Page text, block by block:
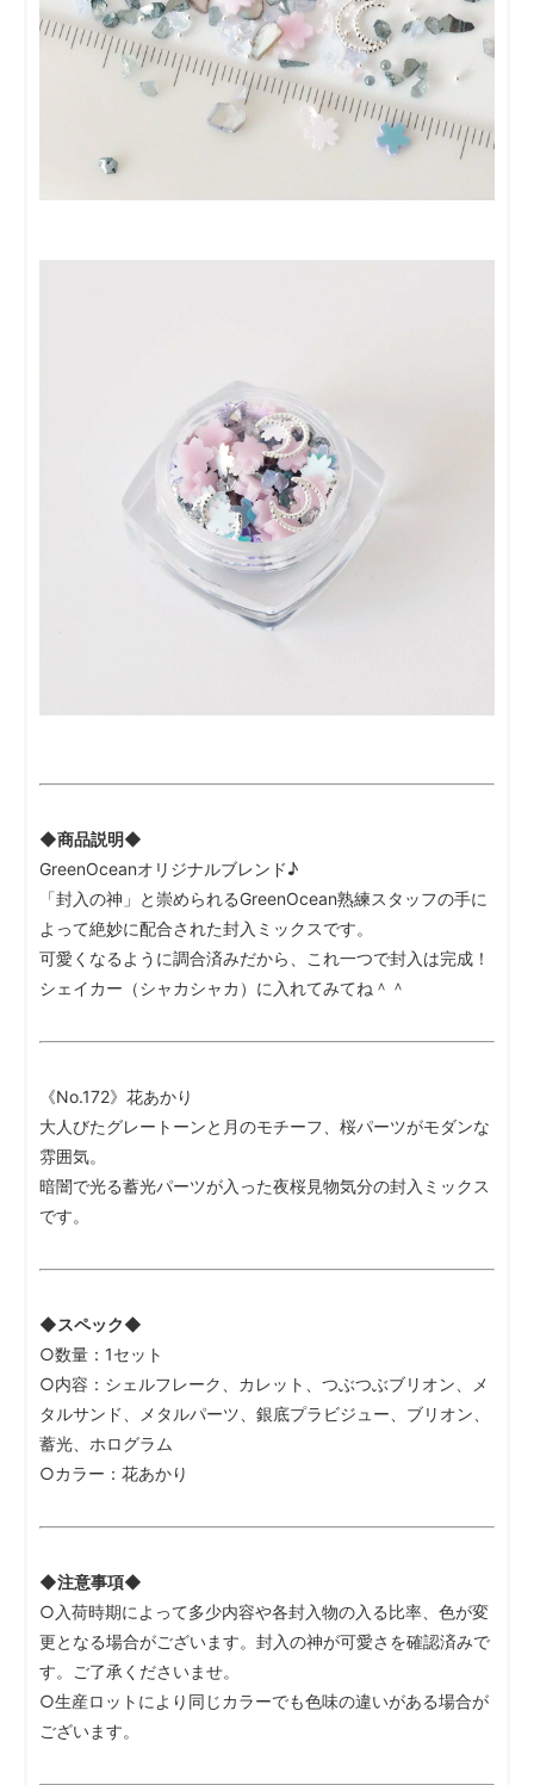
◆商品説明◆
GreenOceanオリジナルブレンド♪
「封入の神」と崇められるGreenOcean熟練スタッフの手に
よって絶妙に配合された封入ミックスです。
可愛くなるように調合済みだから、これ一つで封入は完成！
シェイカー（シャカシャカ）に入れてみてね＾＾
《No.172》花あかり
大人びたグレートーンと月のモチーフ、桜パーツがモダンな
雰囲気。
暗闇で光る蓄光パーツが入った夜桜見物気分の封入ミックス
です。
◆スペック◆
○数量：1セット
○内容：シェルフレーク、カレット、つぶつぶブリオン、メ
タルサンド、メタルパーツ、銀底プラビジュー、ブリオン、
蓄光、ホログラム
○カラー：花あかり
◆注意事項◆
○入荷時期によって多少内容や各封入物の入る比率、色が変
更となる場合がございます。封入の神が可愛さを確認済みで
す。ご了承くださいませ。
○生産ロットにより同じカラーでも色味の違いがある場合が
ございます。